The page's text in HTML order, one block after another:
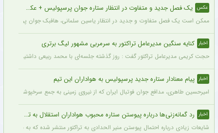
عکس یک فصل جدید و متفاوت در انتظار ستاره جوان پرسپولیس + عکس
ممکن است یک فصل متفاوت و جدید در انتظار یاسین سلمانی، هافبک جوان پرسپولیس
اخبار کنایه سنگین مدیرعامل تراکتور به سرمربی مشهور لیگ برتری
حجت کریمی مدیرعامل تراکتور گفت : روز گذشته جلسه‌ای با محمد ربیعی داشتیم که جا
اخبار پیام معنادار ستاره جدید پرسپولیس به هواداران این تیم
امیرحسین طاهری، مدافع جوان فوتبال ایران که از نیروی زمینی به جمع سرخپوشان
اخبار رد گمانه‌زنی‌ها درباره پیوستن ستاره محبوب هواداران استقلال به تراکتور
شایعات زیادی درباره احتمال پیوستن منیر الحدادی به تراکتور منتشر شده که به نظر